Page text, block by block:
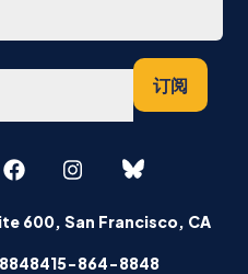
订阅
600, San Francisco, CA
864-8848